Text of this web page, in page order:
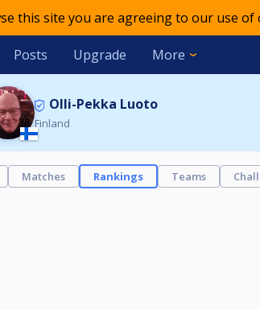
this site you are agreeing to our use of
Posts Upgrade More
Olli-Pekka Luoto
Finland
Matches Rankings Teams